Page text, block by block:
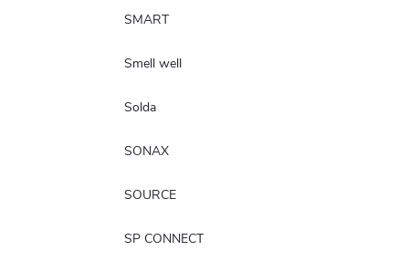
SMART
Smell well
Solda
SONAX
SOURCE
SP CONNECT